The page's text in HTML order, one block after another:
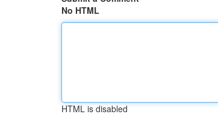
No HTML
HTML is disabled